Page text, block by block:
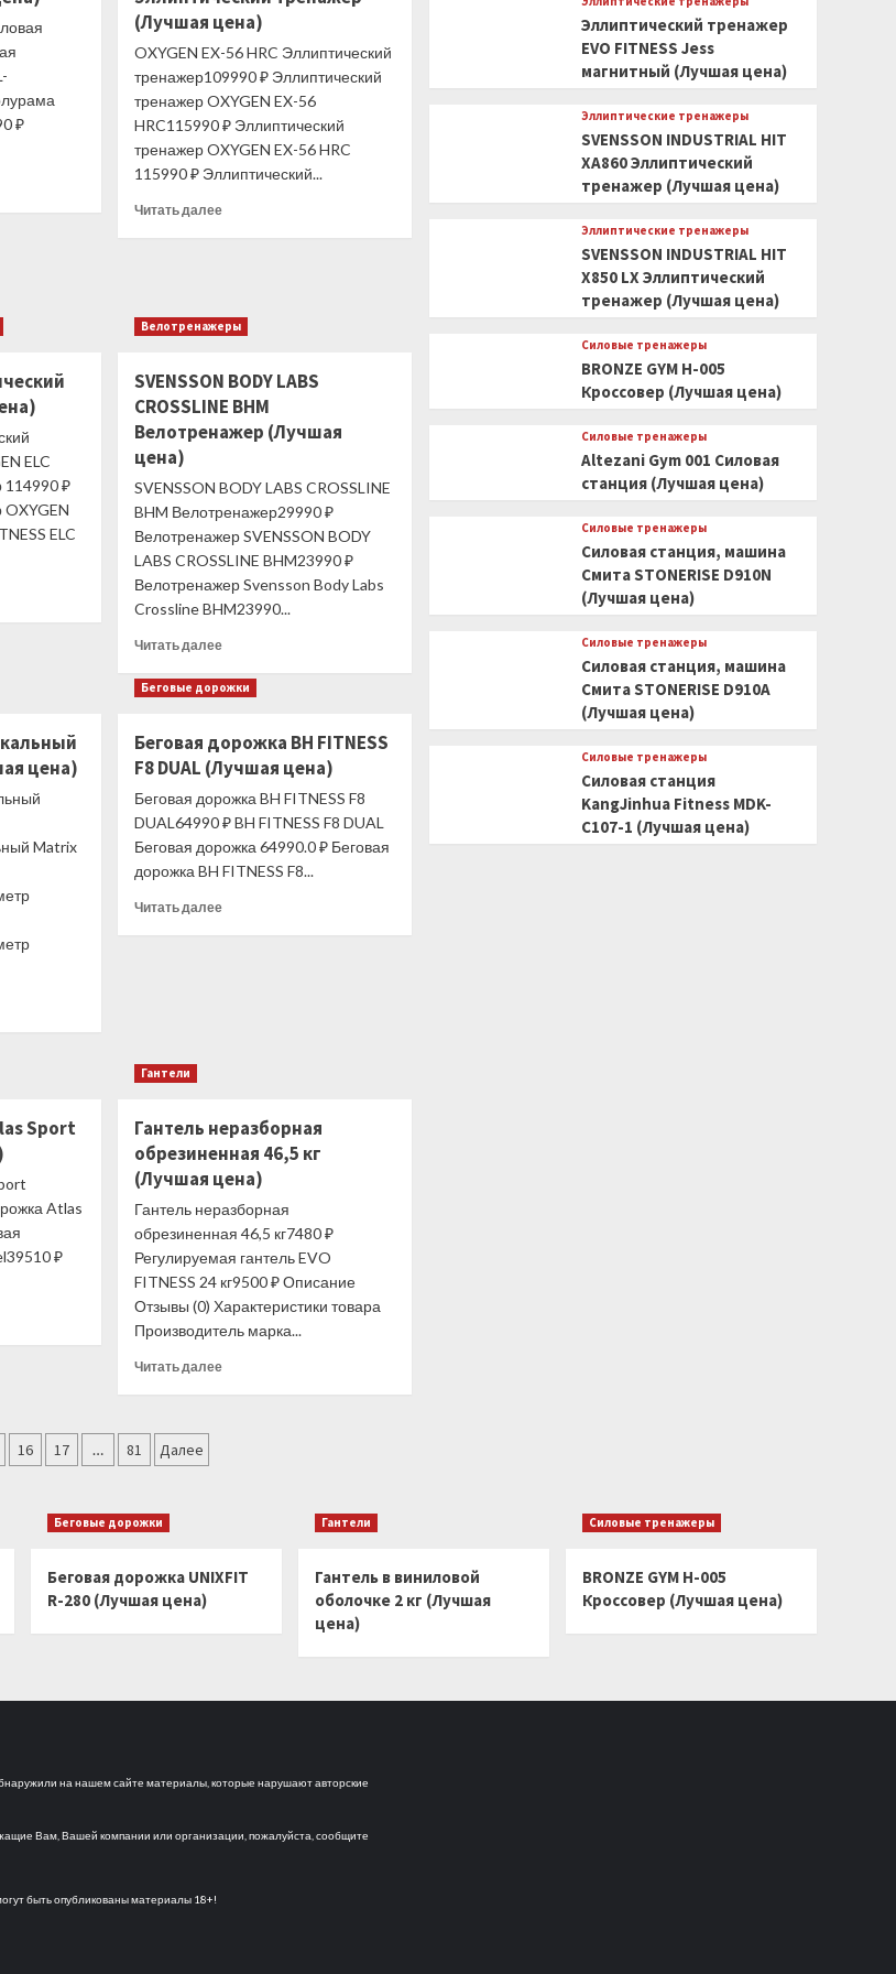
₽
(Лучшая цена)
OXYGEN EX-56 HRC Эллиптический
тренажер109990 ₽ Эллиптический
тренажер OXYGEN EX-56
HRC115990 ₽ Эллиптический
тренажер OXYGEN EX-56 HRC
115990 ₽ Эллиптический...
Читать далееПрочитать
HRC
тренажер
цена)
ELC
114990 ₽
OXYGEN
ELC
Велотренажеры
SVENSSON BODY LABS
CROSSLINE BHM
Велотренажер (Лучшая
цена)
SVENSSON BODY LABS CROSSLINE
BHM Велотренажер29990 ₽
Велотренажер SVENSSON BODY
LABS CROSSLINE BHM23990 ₽
Велотренажер Svensson Body Labs
Crossline BHM23990...
Читать далееПрочитать
о
LABS
CROSSLINE
Велотренажер
(Лучшая
цена)
цена)
Matrix
Беговые дорожки
Беговая дорожка BH FITNESS
F8 DUAL (Лучшая цена)
Беговая дорожка BH FITNESS F8
DUAL64990 ₽ BH FITNESS F8 DUAL
Беговая дорожка 64990.0 ₽ Беговая
дорожка BH FITNESS F8...
Читать далееПрочитать
Sport
Atlas
₽
Гантели
Гантель неразборная
обрезиненная 46,5 кг
(Лучшая цена)
Гантель неразборная
обрезиненная 46,5 кг7480 ₽
Регулируемая гантель EVO
FITNESS 24 кг9500 ₽ Описание
Отзывы (0) Характеристики товара
Производитель марка...
Читать далееПрочитать
16 17 … 81 Далее
Эллиптический тренажер
EVO FITNESS Jess
магнитный (Лучшая цена)
Эллиптические тренажеры
SVENSSON INDUSTRIAL HIT
XA860 Эллиптический
тренажер (Лучшая цена)
Эллиптические тренажеры
SVENSSON INDUSTRIAL HIT
X850 LX Эллиптический
тренажер (Лучшая цена)
Силовые тренажеры
BRONZE GYM H-005
Кроссовер (Лучшая цена)
Силовые тренажеры
Altezani Gym 001 Силовая
станция (Лучшая цена)
Силовые тренажеры
Силовая станция, машина
Смита STONERISE D910N
(Лучшая цена)
Силовые тренажеры
Силовая станция, машина
Смита STONERISE D910A
(Лучшая цена)
Силовые тренажеры
Силовая станция
KangJinhua Fitness MDK-
C107-1 (Лучшая цена)
Беговые дорожки
Беговая дорожка UNIXFIT
R-280 (Лучшая цена)
Гантели
Гантель в виниловой
оболочке 2 кг (Лучшая
цена)
Силовые тренажеры
BRONZE GYM H-005
Кроссовер (Лучшая цена)
на нашем сайте материалы, которые нарушают авторские
Вам, Вашей компании или организации, пожалуйста, сообщите
быть опубликованы материалы 18+!